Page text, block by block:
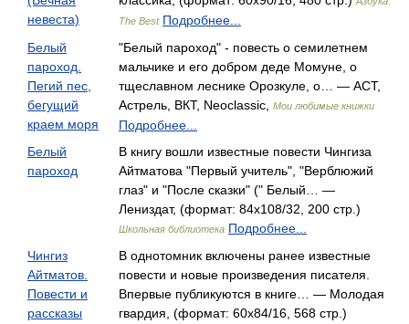
невеста)
The Best Подробнее...
Белый
пароход.
Пегий пес,
бегущий
краем моря
"Белый пароход" - повесть о семилетнем
мальчике и его добром деде Момуне, о
тщеславном леснике Орозкуле, о… — АСТ,
Астрель, ВКТ, Neoclassic,
Мои любимые книжки
Подробнее...
Белый
пароход
В книгу вошли известные повести Чингиза
Айтматова "Первый учитель", "Верблюжий
глаз" и "После сказки" (" Белый… —
Лениздат, (формат: 84x108/32, 200 стр.)
Школьная библиотека Подробнее...
Чингиз
Айтматов.
Повести и
рассказы
В однотомник включены ранее известные
повести и новые произведения писателя.
Впервые публикуются в книге… — Молодая
гвардия, (формат: 60x84/16, 568 стр.)